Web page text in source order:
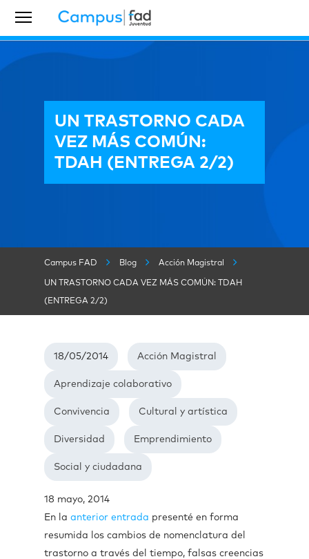
UN TRASTORNO CADA
VEZ MÁS COMÚN:
TDAH (ENTREGA 2/2)
Campus FAD Blog Acción Magistral
UN TRASTORNO CADA VEZ MÁS COMÚN: TDAH
(ENTREGA 2/2)
18/05/2014 Acción Magistral
Aprendizaje colaborativo
Convivencia Cultural y artística
Diversidad Emprendimiento
Social y ciudadana
18 mayo, 2014
En la anterior entrada presenté en forma
resumida los cambios de nomenclatura del
trastorno a través del tiempo, falsas creencias